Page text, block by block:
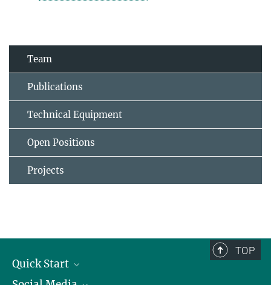
Team
Publications
Technical Equipment
Open Positions
Projects
TOP
Quick Start